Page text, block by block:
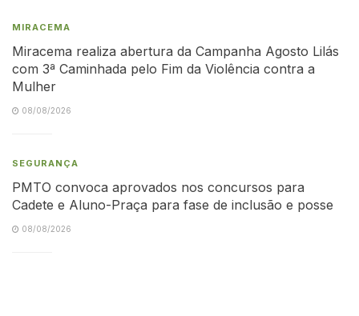
MIRACEMA
Miracema realiza abertura da Campanha Agosto Lilás
com 3ª Caminhada pelo Fim da Violência contra a
Mulher
08/08/2026
SEGURANÇA
PMTO convoca aprovados nos concursos para
Cadete e Aluno-Praça para fase de inclusão e posse
08/08/2026